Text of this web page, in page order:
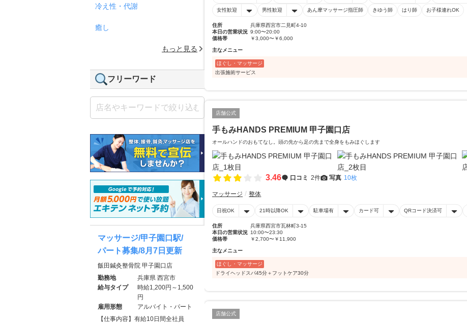
女性歓迎 男性歓迎 あん摩マッサージ指圧師 きゆう師 はり師 お子様連れOK
住所
兵庫県西宮市二見町4-10
本日の営業状況 9:00〜20:00
価格帯
￥3,000〜￥6,000
主なメニュー
ほぐし・マッサージ
出張施術サービス
店舗公式
手もみHANDS PREMIUM 甲子園口店
オールハンドのおもてなし。頭の先から足の先まで全身をもみほぐします
3.46 口コミ 2件 写真 10枚
マッサージ 整体
日祝OK 21時以降OK 駐車場有 カード可 QRコード決済可
住所
兵庫県西宮市瓦林町3-15
本日の営業状況 10:00〜23:30
価格帯
￥2,700〜￥11,900
主なメニュー
ほぐし・マッサージ
ドライヘッドスパ45分＋フットケア30分
店舗公式
冷え性・代謝
癒し
もっと見る
フリーワード
マッサージ/甲子園口駅/
パート募集/8月7日更新
飯田鍼灸整骨院 甲子園口店
勤務地
兵庫県 西宮市
給与タイプ
時給1,200円～1,500
円
雇用形態
アルバイト・パート
【仕事内容】有給10日間全社員